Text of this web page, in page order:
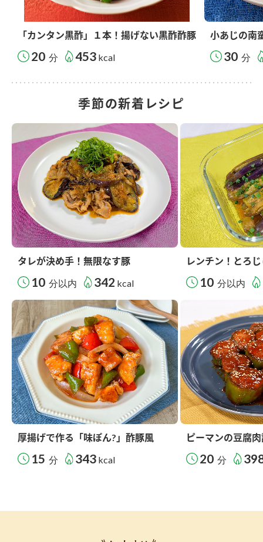
「カンタン黒酢」１本！揚げない黒酢酢豚
20 分 453 kcal
小あじの南
30 分
季節の新着レシピ
タレが決め手！無限なす豚
10 分以内 342 kcal
レンチン！とろ
10 分以内
厚揚げで作る「味ぽん?」酢豚風
15 分 343 kcal
ピーマンの豆腐
20 分